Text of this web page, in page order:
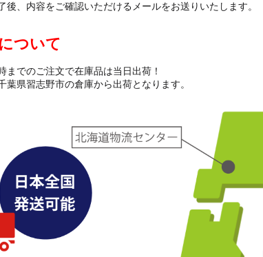
後、内容をご確認いただけるメールをお送りいたします。
ついて
までのご注文で在庫品は当日出荷！
葉県習志野市の倉庫から出荷となります。